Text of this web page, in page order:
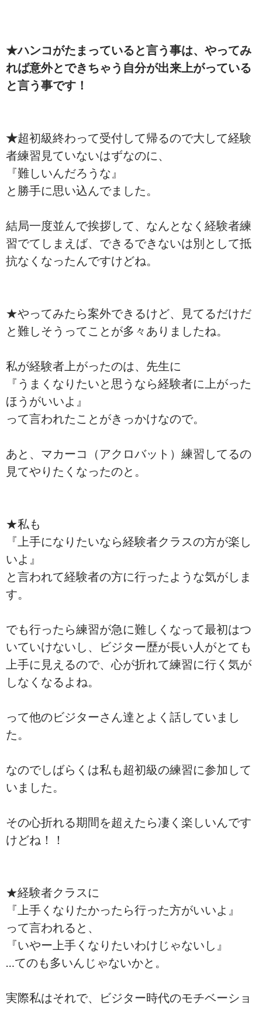
★ハンコがたまっていると言う事は、やってみ
れば意外とできちゃう自分が出来上がっている
と言う事です！
★超初級終わって受付して帰るので大して経験
者練習見ていないはずなのに、
『難しいんだろうな』
と勝手に思い込んでました。
結局一度並んで挨拶して、なんとなく経験者練
習でてしまえば、できるできないは別として抵
抗なくなったんですけどね。
★やってみたら案外できるけど、見てるだけだ
と難しそうってことが多々ありましたね。
私が経験者上がったのは、先生に
『うまくなりたいと思うなら経験者に上がった
ほうがいいよ』
って言われたことがきっかけなので。
あと、マカーコ（アクロバット）練習してるの
見てやりたくなったのと。
★私も
『上手になりたいなら経験者クラスの方が楽し
いよ』
と言われて経験者の方に行ったような気がしま
す。
でも行ったら練習が急に難しくなって最初はつ
いていけないし、ビジター歴が長い人がとても
上手に見えるので、心が折れて練習に行く気が
しなくなるよね。
って他のビジターさん達とよく話していまし
た。
なのでしばらくは私も超初級の練習に参加して
いました。
その心折れる期間を超えたら凄く楽しいんです
けどね！！
★経験者クラスに
『上手くなりたかったら行った方がいいよ』
って言われると、
『いやー上手くなりたいわけじゃないし』
…てのも多いんじゃないかと。
実際私はそれで、ビジター時代のモチベーショ